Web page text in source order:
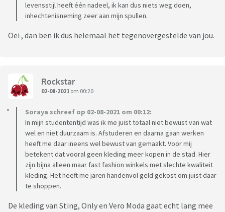
levensstijl heeft één nadeel, ik kan dus niets weg doen,
inhechtenisneming zeer aan mijn spullen.
Oei , dan ben ik dus helemaal het tegenovergestelde van jou.
Rockstar
02-08-2021 om 00:20
Soraya schreef op 02-08-2021 om 00:12:
In mijn studententijd was ik me juist totaal niet bewust van wat
wel en niet duurzaam is. Afstuderen en daarna gaan werken
heeft me daar ineens wel bewust van gemaakt. Voor mij
betekent dat vooral geen kleding meer kopen in de stad. Hier
zijn bijna alleen maar fast fashion winkels met slechte kwaliteit
kleding. Het heeft me jaren handenvol geld gekost om juist daar
te shoppen.
De kleding van Sting, Only en Vero Moda gaat echt lang mee